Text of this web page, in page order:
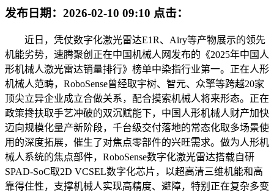
发布日期： 2026-02-10 09:10 点击：
近日，凭仗数字化激光雷达E1R、Airy等产物展示的领先
机能劣势，速腾聚创正在中国机械人网发布的《2025年中国人
形机械人激光雷达销量排行》榜单中染指行业第一。正在人形
机械人范畴，RoboSense曾经取宇树、智元、众擎等跨越20家
顶尖立异企业成立合做关系，配合摸索机械人将来形态。正在
政策搀扶取手艺冲破的双沉赋能下，中国人形机械人财产加快
迈向规模化量产新阶段，千台级交付落地的常态化取多场景使
用的深度拓展，催生了对焦点零部件的兴旺需求。做为人形机
械人系统的焦点部件，RoboSense数字化激光雷达搭载自研
SPAD-SoC取2D VCSEL数字化芯片，以超高清三维机能和高
靠得住性，支撑机械人实现高精度、避障，特别正在复杂多变